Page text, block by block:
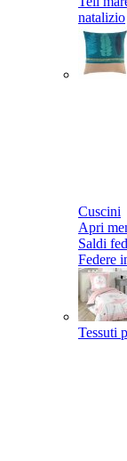
natalizio
Cuscini
Apri
Saldi
Federe
Tessuti